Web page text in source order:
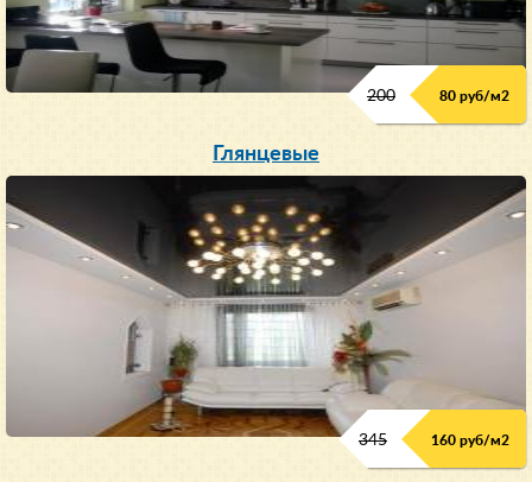
200 80 руб/м2
Глянцевые
345 160 руб/м2